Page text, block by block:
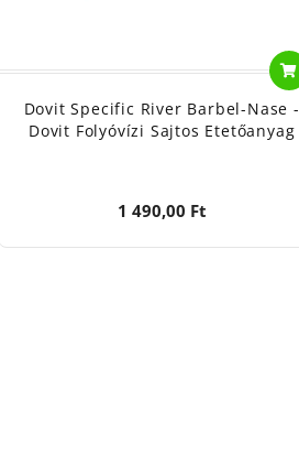
Dovit Specific River Barbel-Nase -
Dovit Folyóvízi Sajtos Etetőanyag
1 490,00 Ft